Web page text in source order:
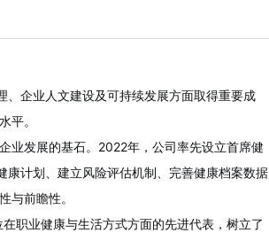
、企业人文建设及可持续发展方面取得重要成
平。
业发展的基石。 2022年，公司率先设立首席健
计划、建立风险评估机制、完善健康档案数据
与前瞻性。
职业健康与生活方式方面的先进代表，树立了